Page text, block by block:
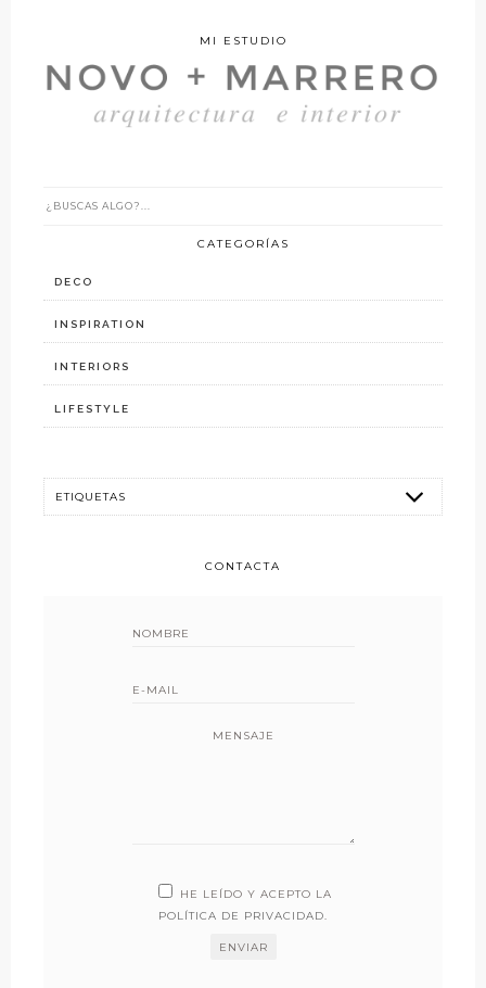
MI ESTUDIO
CATEGORÍAS
DECO
INSPIRATION
INTERIORS
LIFESTYLE
CONTACTA
MENSAJE
HE LEÍDO Y ACEPTO LA
POLÍTICA DE PRIVACIDAD.